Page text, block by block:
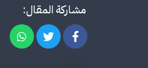
مشاركة المقال: